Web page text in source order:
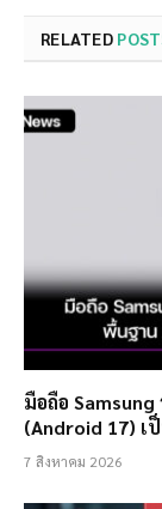
RELATED
มือถือ
(Android 17) เ
7 สิงหาคม 2026